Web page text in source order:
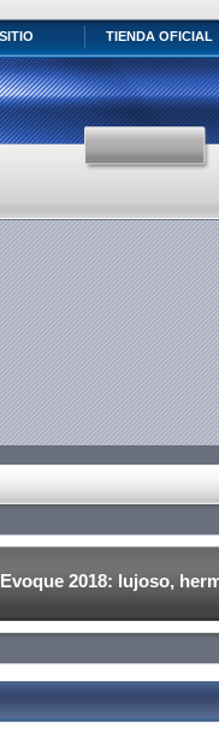
TIENDA OFICIAL
2018: lujoso,